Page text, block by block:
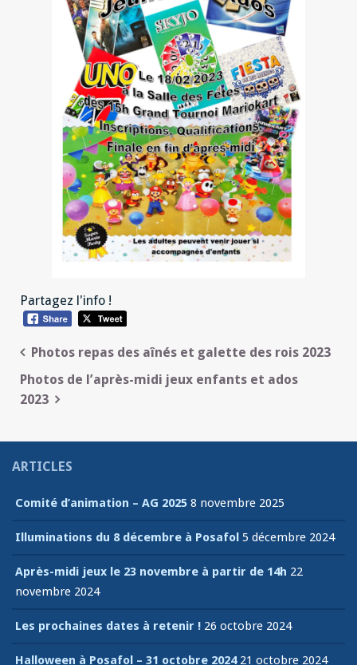
Partagez l'info !
Navigation
de
l’article
Photos repas des aînés et galette des rois 2023
Photos de l’après-midi jeux enfants et ados
2023
ARTICLES
Comité d’animation – AG 2025 8 novembre 2025
Illuminations du 8 décembre à Posafol 5 décembre 2024
Après-midi jeux le 23 novembre à partir de 14h 22
novembre 2024
Les prochaines dates à retenir ! 26 octobre 2024
Halloween à Posafol – 31 octobre 2024 21 octobre 2024